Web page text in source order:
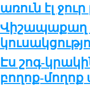
առուն էլ
Վիշապաքաղ
Էս շոգ-
բողոք-մողոք